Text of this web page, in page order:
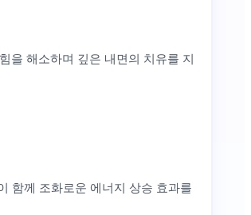
을 해소하며 깊은 내면의 치유를 지
함께 조화로운 에너지 상승 효과를